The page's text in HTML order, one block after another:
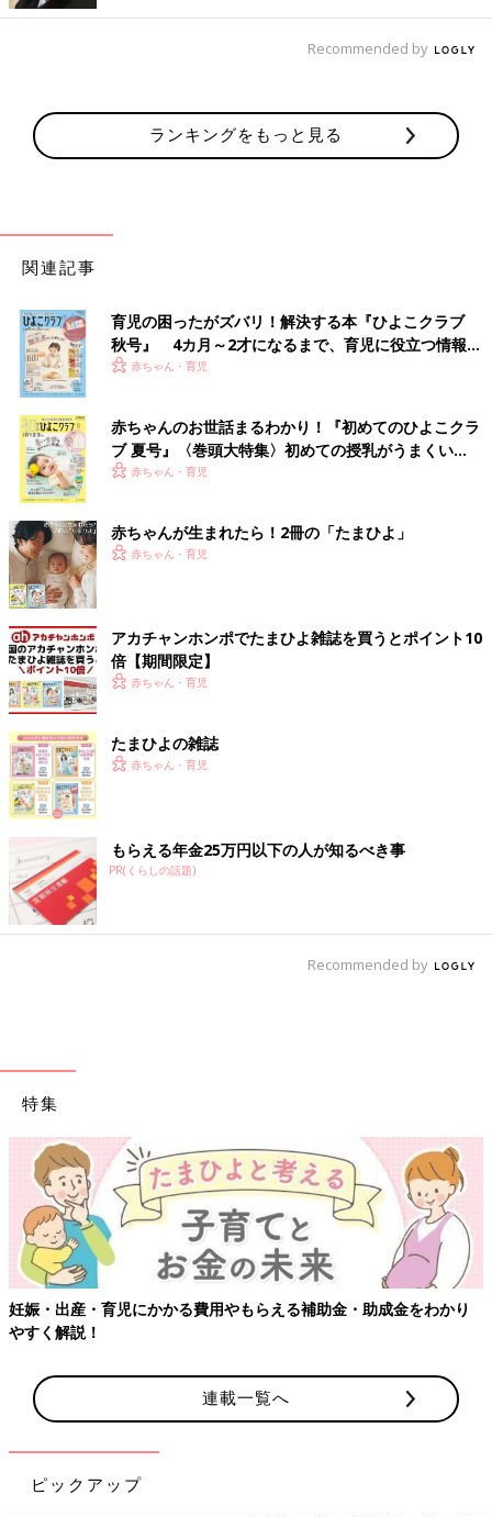
Recommended by
ランキングをもっと見る
関連記事
育児の困ったがズバリ！解決する本『ひよこクラブ
秋号』 4カ月～2才になるまで、育児に役立つ情報が
いっぱい！
赤ちゃん・育児
赤ちゃんのお世話まるわかり！『初めてのひよこクラ
ブ 夏号』〈巻頭大特集〉初めての授乳がうまくい
く！ おっぱい・ミルクの基本と夏のトラブル 解決テ
赤ちゃん・育児
赤ちゃんが生まれたら！2冊の「たまひよ」
赤ちゃん・育児
アカチャンホンポでたまひよ雑誌を買うとポイント10
倍【期間限定】
赤ちゃん・育児
たまひよの雑誌
赤ちゃん・育児
もらえる年金25万円以下の人が知るべき事
PR(くらしの話題)
Recommended by
特集
妊娠・出産・育児にかかる費用やもらえる補助金・助成金をわかり
やすく解説！
連載一覧へ
ピックアップ